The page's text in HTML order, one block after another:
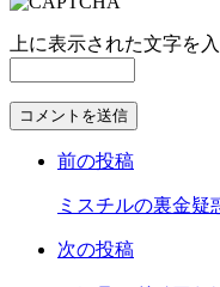
上に表示された文字を
コ
す
前の投稿
ミスチルの裏金疑
次の投稿